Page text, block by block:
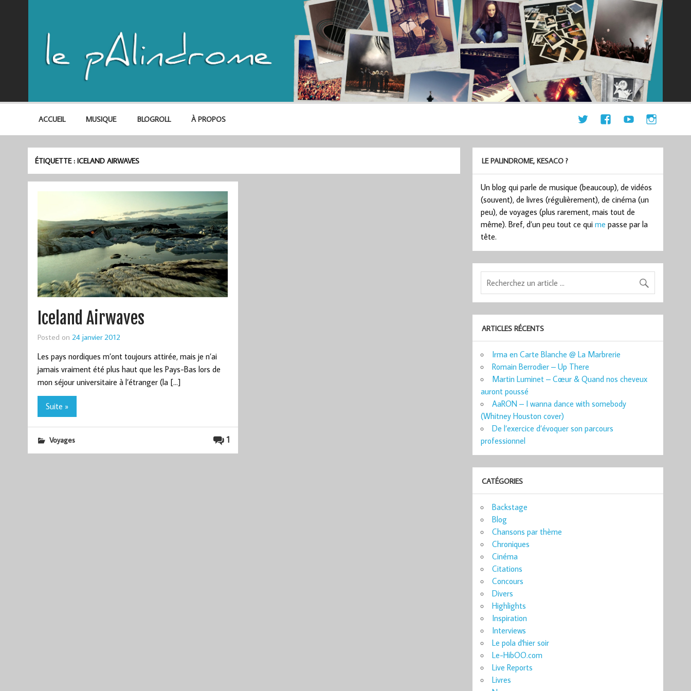
ACCUEIL MUSIQUE BLOGROLL À PROPOS
ÉTIQUETTE :ICELAND AIRWAVES
Iceland Airwaves
Posted on 24 janvier 2012
Les pays nordiques m’ont toujours attirée, mais je n’ai
jamais vraiment été plus haut que les Pays-Bas lors de
mon séjour universitaire à l’étranger (la […]
Suite »
1
Voyages
LE PALINDROME, KESACO ?
Un blog qui parle de musique (beaucoup), de vidéos
(souvent), de livres (régulièrement), de cinéma (un
peu), de voyages (plus rarement, mais tout de
même). Bref, d’un peu tout ce quime passe par la
tête.
ARTICLES RÉCENTS
Irma en Carte Blanche @ La Marbrerie
Romain Berrodier – Up There
Martin Luminet – Cœur & Quand nos cheveux
auront poussé
AaRON – I wanna dance with somebody
(Whitney Houston cover)
De l’exercice d’évoquer son parcours
professionnel
CATÉGORIES
Backstage
Blog
Chansons par thème
Chroniques
Cinéma
Citations
Concours
Divers
Highlights
Inspiration
Interviews
Le pola d'hier soir
Le-HibOO.com
Live Reports
Livres